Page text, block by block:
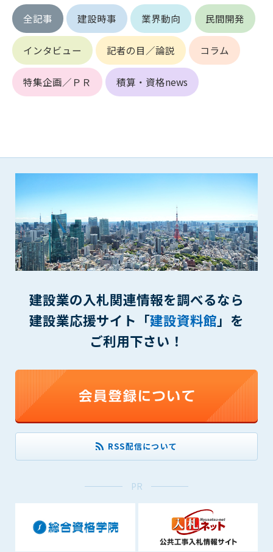
全記事 建設時事 業界動向 民間開発
インタビュー 記者の目／論説 コラム
特集企画／ＰＲ 積算・資格news
建設業の入札関連情報を調べるなら
建設業応援サイト「建設資料館」を
ご利用下さい！
RSS配信について
PR
(6) 管理者が承認していない営利を目的とした行為
(7) 公序良俗に反する行為
(8) 犯罪的行為に結びつく行為
(9) その他、法律に反する行為
(10) 建設資料館から知り得た情報及びダウンロードした情報
を、営利を目的として第三者に転売し、または転売のため
に第三者に提供すること
(2) 建設資料館の運営および保守管理上、必要と判断した場合
(3) 広告掲載料金の支払が遅延した場合
(4) その他、管理者が不適当と判断した場合
第8条（サービスの変更・中止等）
管理者は、会員の承諾なく、本サービス内容の変更(新規追加、
被った損害について管理者は､一切の責任をも負わないものと
します。
第9条（会員の個人情報）
会員の氏名、住所、性別、年齢、メールアドレスその他本サー
個人情報といいます）について、管理者は、以下の各号に該当
する場合を除き、第三者に開示または提供しないものとしま
す。
(1) 会員が、自己の個人情報の開示に事前に同意している場合
(2) 個々の会員を特定できない統計的な処理をした形式で第三
者に提供する場合
(3) 第三者および管理者の権利、財産、安全等を保護するため
(4) 法令等により開示を求められた場合
管理者は、会員が登録した内容が以下に該当する、またはその
恐れのあるものは、会員の承諾なく削除できるものとします。